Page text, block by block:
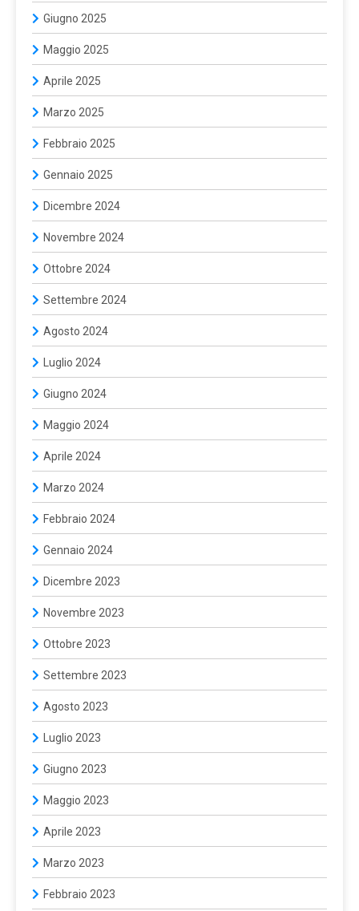
Giugno 2025
Maggio 2025
Aprile 2025
Marzo 2025
Febbraio 2025
Gennaio 2025
Dicembre 2024
Novembre 2024
Ottobre 2024
Settembre 2024
Agosto 2024
Luglio 2024
Giugno 2024
Maggio 2024
Aprile 2024
Marzo 2024
Febbraio 2024
Gennaio 2024
Dicembre 2023
Novembre 2023
Ottobre 2023
Settembre 2023
Agosto 2023
Luglio 2023
Giugno 2023
Maggio 2023
Aprile 2023
Marzo 2023
Febbraio 2023